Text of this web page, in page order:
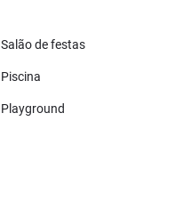
Salão de festas
Piscina
Playground